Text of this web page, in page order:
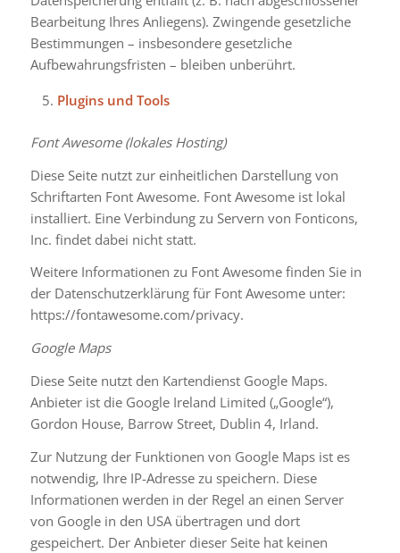
Bearbeitung Ihres Anliegens). Zwingende gesetzliche
Bestimmungen – insbesondere gesetzliche
Aufbewahrungsfristen – bleiben unberührt.
Plugins und Tools
Font Awesome (lokales Hosting)
Diese Seite nutzt zur einheitlichen Darstellung von
Schriftarten Font Awesome. Font Awesome ist lokal
installiert. Eine Verbindung zu Servern von Fonticons,
Inc. findet dabei nicht statt.
Weitere Informationen zu Font Awesome finden Sie in
der Datenschutzerklärung für Font Awesome unter:
https://fontawesome.com/privacy.
Google Maps
Diese Seite nutzt den Kartendienst Google Maps.
Anbieter ist die Google Ireland Limited („Google“),
Gordon House, Barrow Street, Dublin 4, Irland.
Zur Nutzung der Funktionen von Google Maps ist es
notwendig, Ihre IP-Adresse zu speichern. Diese
Informationen werden in der Regel an einen Server
von Google in den USA übertragen und dort
gespeichert. Der Anbieter dieser Seite hat keinen